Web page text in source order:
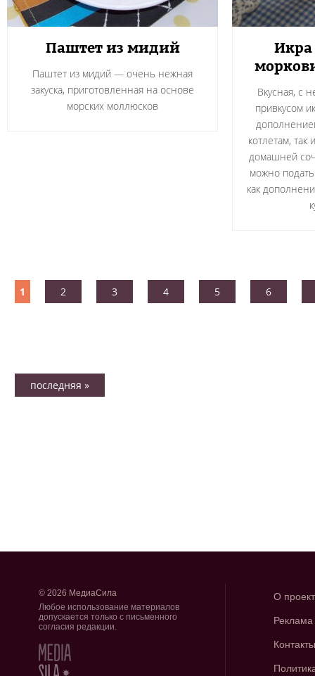
Паштет из мидий
Паштет из мидий — очень нежная
закуска, приготовленная на основе
морских моллюсков
Вкусная, с
привкусом
котлетам,
домашней
можно
как
1 2 3 4 5 6
последняя »
© 2026 МедиаСила
Любое использование материалов
допускается только с письменного
согласия редакции.
О
Реклама
Контакты